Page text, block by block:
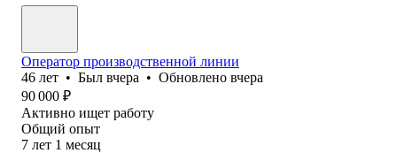
Оператор производственной линии
46 лет • Был вчера • Обновлено вчера
90 000 ₽
Активно ищет работу
Общий опыт
7 лет 1 месяц